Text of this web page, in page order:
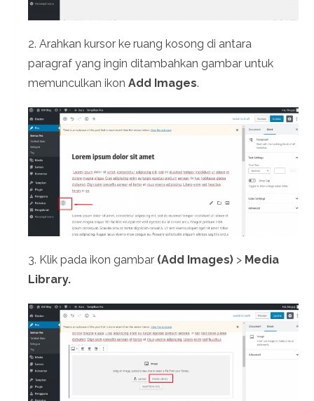
2. Arahkan kursor ke ruang kosong di antara
paragraf yang ingin ditambahkan gambar untuk
memunculkan ikon Add Images.
3. Klik pada ikon gambar (Add Images) > Media
Library.